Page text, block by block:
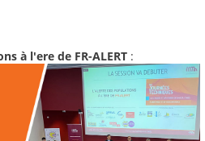
à l'ere de FR-ALERT :